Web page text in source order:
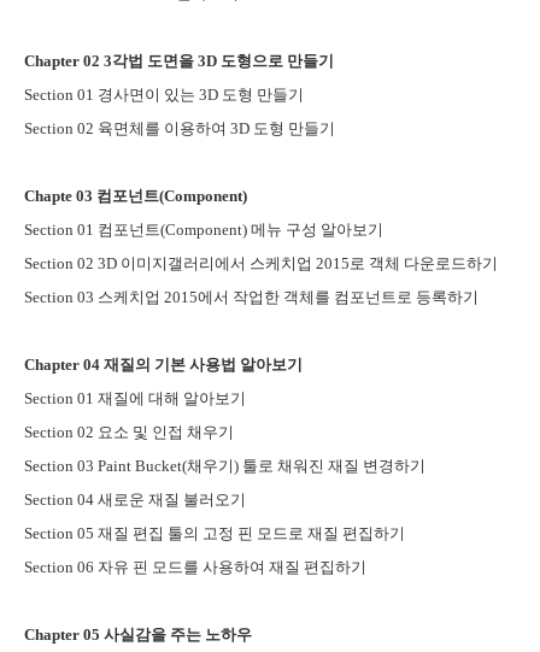
Chapter 02 3각법 도면을 3D 도형으로 만들기
Section 01 경사면이 있는 3D 도형 만들기
Section 02 육면체를 이용하여 3D 도형 만들기
Chapte 03 컴포넌트(Component)
Section 01 컴포넌트(Component) 메뉴 구성 알아보기
Section 02 3D 이미지갤러리에서 스케치업 2015 로 객체 다운로드하기
Section 03 스케치업 2015에서 작업한 객체를 컴포넌트로 등록하기
Chapter 04 재질의 기본 사용법 알아보기
Section 01 재질에 대해 알아보기
Section 02 요소 및 인접 채우기
Section 03 Paint Bucket(채우기) 툴로 채워진 재질 변경하기
Section 04 새로운 재질 불러오기
Section 05 재질 편집 툴의 고정 핀 모드로 재질 편집하기
Section 06 자유 핀 모드를 사용하여 재질 편집하기
Chapter 05 사실감을 주는 노하우